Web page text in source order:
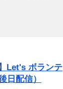
Let's ボランテ
日配信）